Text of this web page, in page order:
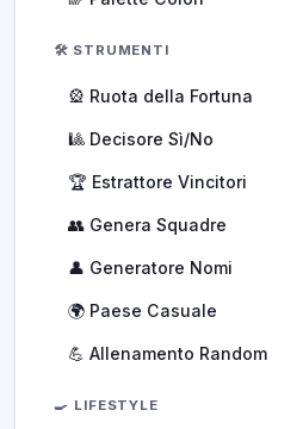
🛠️ STRUMENTI
🎡 Ruota della Fortuna
🎱 Decisore Sì/No
🏆 Estrattore Vincitori
👥 Genera Squadre
👤 Generatore Nomi
🌍 Paese Casuale
💪 Allenamento Random
🍳 LIFESTYLE